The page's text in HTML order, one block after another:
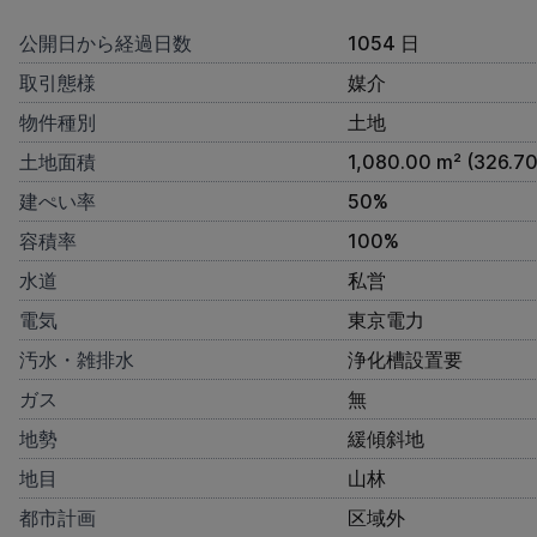
公開日から経過日数
1054 日
取引態様
媒介
物件種別
土地
土地面積
1,080.00 m²
建ぺい率
50%
容積率
100%
水道
私営
電気
東京電力
汚水・雑排水
浄化槽設置要
ガス
無
地勢
緩傾斜地
地目
山林
都市計画
区域外